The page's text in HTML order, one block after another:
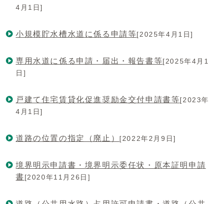
4月1日]
小規模貯水槽水道に係る申請等[2025年4月1日]
専用水道に係る申請・届出・報告書等[2025年4月1
日]
戸建て住宅賃貸化促進奨励金交付申請書等[2023年
4月1日]
道路の位置の指定（廃止） [2022年2月9日]
境界明示申請書・境界明示委任状・原本証明申請
書[2020年11月26日]